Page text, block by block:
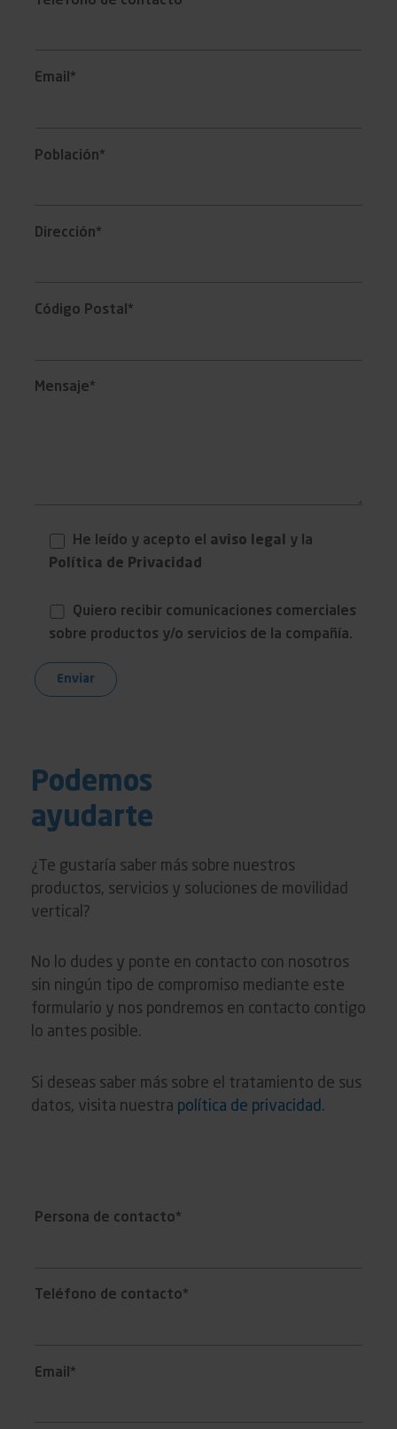
Email*
Población*
Dirección*
Código Postal*
Mensaje*
He leído y acepto el aviso legal
y la
Política de Privacidad
Quiero recibir comunicaciones comerciales
sobre productos y/o servicios de la compañía.
Podemos
ayudarte
¿Te gustaría saber más sobre nuestros
productos, servicios y soluciones de movilidad
vertical?
No lo dudes y ponte en contacto con nosotros
sin ningún tipo de compromiso mediante este
formulario y nos pondremos en contacto contigo
lo antes posible.
Si deseas saber más sobre el tratamiento de sus
datos, visita nuestra política de privacidad.
Persona de contacto*
Teléfono de contacto*
Email*